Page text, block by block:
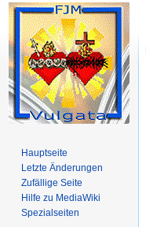
Hauptseite
Letzte Änderungen
Zufällige Seite
Hilfe zu MediaWiki
Spezialseiten